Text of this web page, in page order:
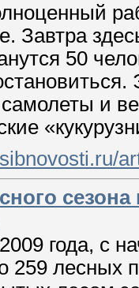
Завтра
50
и
года, с
259